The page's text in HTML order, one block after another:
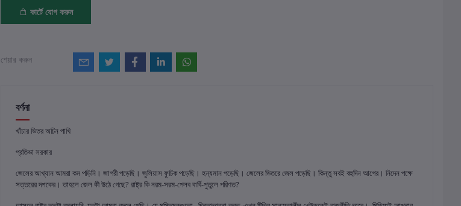
কার্টে যোগ করুন
শেয়ার করুন
বর্ণনা
খাঁচার ভিতর অচিন পাখি
প্রতিভা সরকার
জেলের আখ্যান আমরা কম পড়িনি। জাগরী পড়েছি। জুলিয়াস ফুচিক পড়েছি। হন্যমান পড়েছি। জেলের ভিতরে জেল পড়েছি। কিন্তু সবই বহুদিন আগের। নিদেন পক্ষে
সত্তরের দশকের। তাহলে জেল কী উঠে গেছে? রাষ্ট্র কি নরম-সরম-পেলব বার্বি-পুতুলে পরিণত?